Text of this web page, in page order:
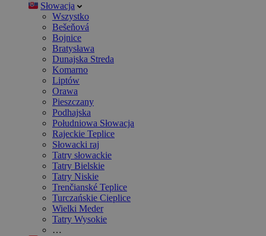
Słowacja
Wszystko
Bešeňová
Bojnice
Bratysława
Dunajska Streda
Komarno
Liptów
Orawa
Pieszczany
Podhajska
Południowa Słowacja
Rajeckie Teplice
Słowacki raj
Tatry słowackie
Tatry Bielskie
Tatry Niskie
Trenčianské Teplice
Turczańskie Cieplice
Wielki Meder
Tatry Wysokie
…